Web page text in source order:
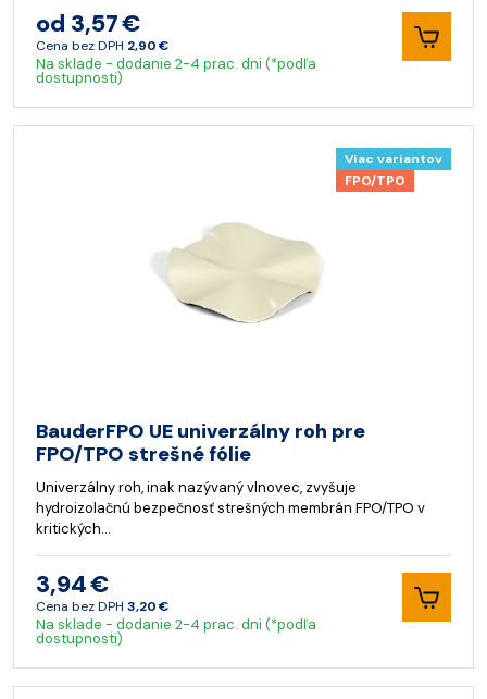
od 3,57 €
Cena bez DPH 2,90 €
Na sklade - dodanie 2-4 prac. dni (*podľa
dostupnosti)
Viac variantov
FPO/TPO
BauderFPO UE univerzálny roh pre
FPO/TPO strešné fólie
Univerzálny roh, inak nazývaný vlnovec, zvyšuje
hydroizolačnú bezpečnosť strešných membrán FPO/TPO v
kritických…
3,94 €
Cena bez DPH 3,20 €
Na sklade - dodanie 2-4 prac. dni (*podľa
dostupnosti)